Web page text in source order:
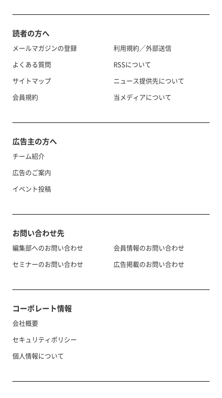
読者の方へ
メールマガジンの登録
よくある質問
サイトマップ
会員規約
利用規約／外部送信
RSSについて
ニュース提供先について
当メディアについて
広告主の方へ
チーム紹介
広告のご案内
イベント投稿
お問い合わせ先
編集部へのお問い合わせ
セミナーのお問い合わせ
会員情報のお問い合わせ
広告掲載のお問い合わせ
コーポレート情報
会社概要
セキュリティポリシー
個人情報について